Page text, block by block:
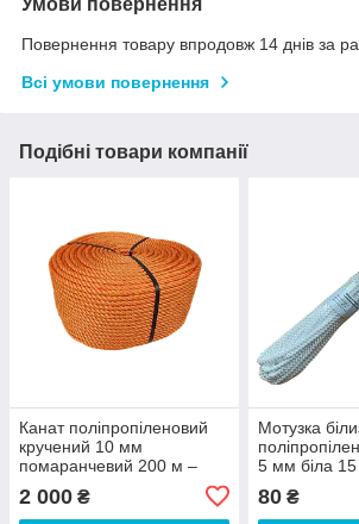
Умови повернення
Повернення товару впродовж 14 днів за
Всі умови повернення
Подібні товари компанії
Канат поліпропіленовий
кручений 10 мм
помаранчевий 200 м –
будівельних і
2 000 ₴
Мотузка
5 мм біла 15
80₴